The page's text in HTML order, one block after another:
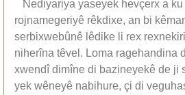
Nediyariya yaseyek hevçerx a
rojnamegeriyê rêkdixe, an bi
serbixwebûnê lêdike li rex
niherîna têvel. Loma ragehandina
xwendî dimîne di bazineyekê de ji
yek wêneyê nabihure, çi di